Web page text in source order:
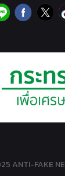
ANTI-FAKE